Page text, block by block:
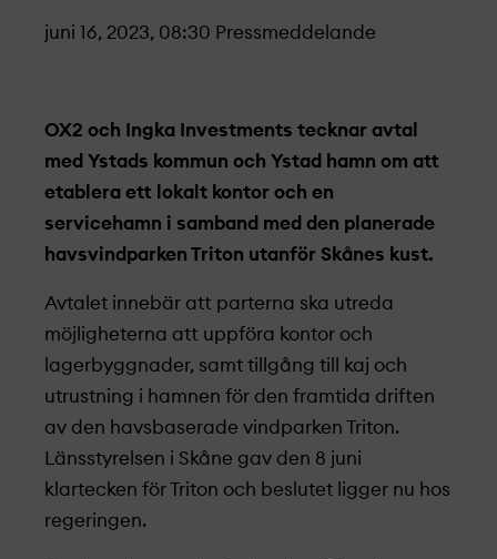
juni 16, 2023, 08:30 Pressmeddelande
OX2 och Ingka Investments tecknar avtal
med Ystads kommun och Ystad hamn om att
etablera ett lokalt kontor och en
servicehamn i samband med den planerade
havsvindparken Triton utanför Skånes kust.
Avtalet innebär att parterna ska utreda
möjligheterna att uppföra kontor och
lagerbyggnader, samt tillgång till kaj och
utrustning i hamnen för den framtida driften
av den havsbaserade vindparken Triton.
Länsstyrelsen i Skåne gav den 8 juni
klartecken för Triton och beslutet ligger nu hos
regeringen.